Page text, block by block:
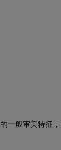
一般审美特征